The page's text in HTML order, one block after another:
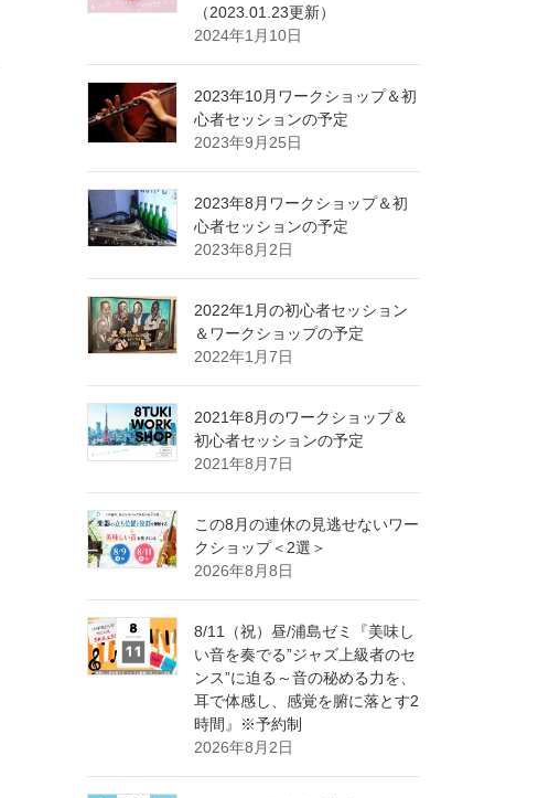
（2023.01.23更新）
2024年1月10日
2023年10月ワークショップ＆初
心者セッションの予定
2023年9月25日
2023年8月ワークショップ＆初
心者セッションの予定
2023年8月2日
2022年1月の初心者セッション
＆ワークショップの予定
2022年1月7日
2021年8月のワークショップ＆
初心者セッションの予定
2021年8月7日
この8月の連休の見逃せないワー
クショップ＜2選＞
2026年8月8日
8/11（祝）昼/浦島ゼミ『美味し
い音を奏でる”ジャズ上級者のセ
ンス”に迫る～音の秘める力を、
耳で体感し、感覚を腑に落とす2
時間』※予約制
2026年8月2日